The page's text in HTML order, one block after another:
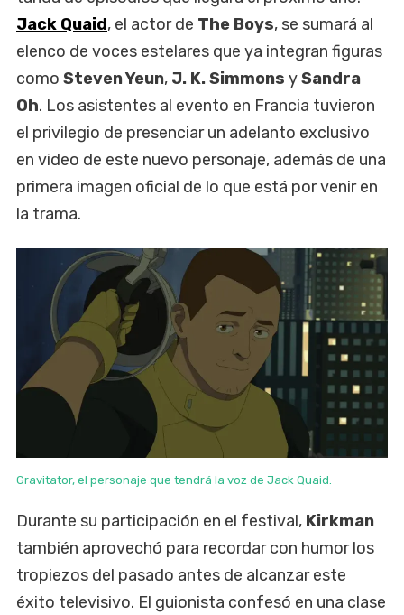
Jack Quaid, el actor de The Boys, se sumará al
elenco de voces estelares que ya integran figuras
como Steven Yeun, J. K. Simmons ySandra
Oh. Los asistentes al evento en Francia tuvieron
el privilegio de presenciar un adelanto exclusivo
en video de este nuevo personaje, además de una
primera imagen oficial de lo que está por venir en
la trama.
Gravitator, el personaje que tendrá la voz de Jack Quaid.
Durante su participación en el festival, Kirkman
también aprovechó para recordar con humor los
tropiezos del pasado antes de alcanzar este
éxito televisivo. El guionista confesó en una clase